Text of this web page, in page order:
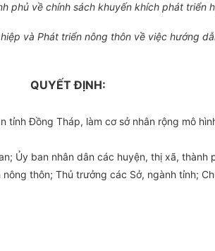
phủ về chính sách khuyến khích phát
và Phát triển nông thôn về việc hướng
QUYẾT ĐỊNH:
Đồng Tháp, làm cơ sở nhân rộng mô
Ủy ban nhân dân các huyện, thị xã,
thôn; Thủ trưởng các Sở, ngành tỉnh;